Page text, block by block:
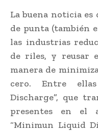
La buena noticia
de punta (también
las industrias
de riles, y reusar
manera de
cero. Entre
Discharge”, que
presentes en el
“Minimun Liquid